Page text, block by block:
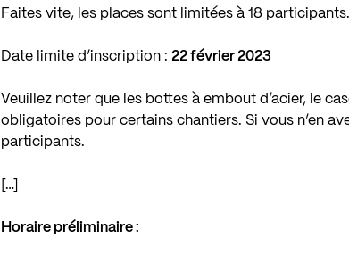
Faites vite, les places sont limitées à 18 participants.
Date limite d’inscription :22 février 2023
Veuillez noter que les bottes à embout d’acier, le
obligatoires pour certains chantiers. Si vous n’en
participants.
[…]
Horaire préliminaire :